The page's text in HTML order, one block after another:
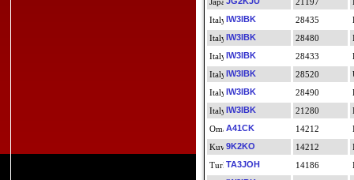
IW3IBK
28435
IW3IBK
28480
IW3IBK
28433
IW3IBK
28520
IW3IBK
28490
IW3IBK
21280
A41CK
14212
9K2KO
14212
TA3JOH
14186